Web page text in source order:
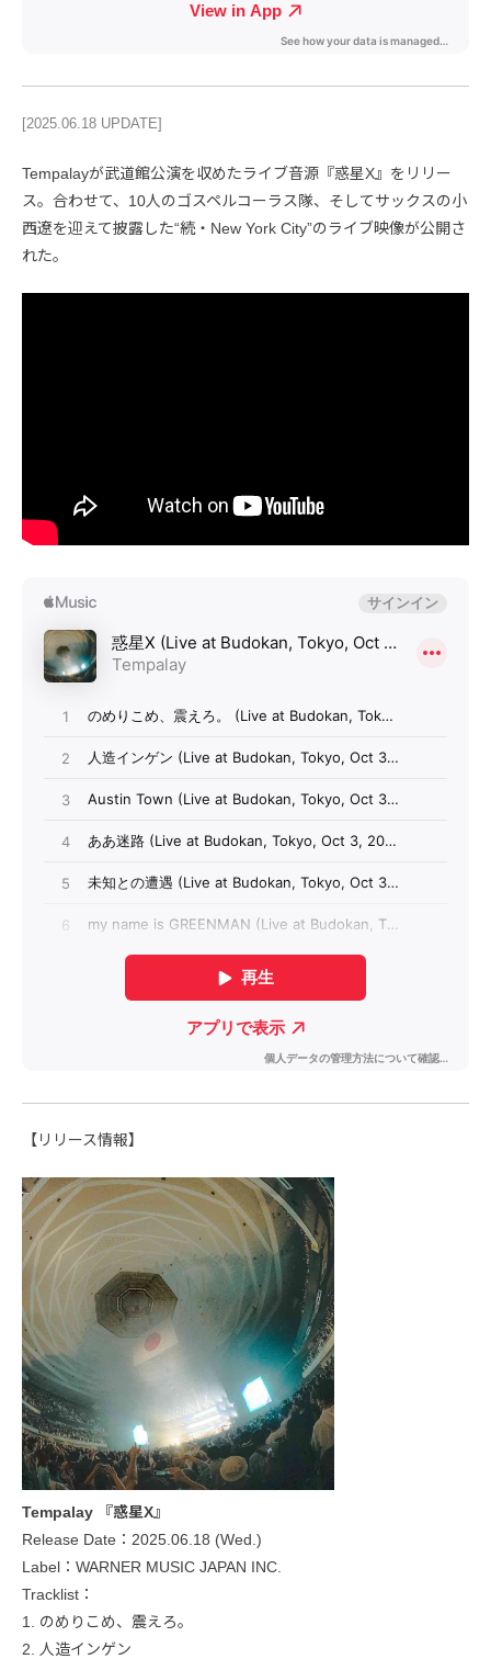
[2025.06.18 UPDATE]
Tempalayが武道館公演を収めたライブ音源『惑星X』をリリー
ス。合わせて、10人のゴスペルコーラス隊、そしてサックスの小
西遼を迎えて披露した“続・New York City”のライブ映像が公開さ
れた。
【リリース情報】
Tempalay 『惑星X』
Release Date：2025.06.18 (Wed.)
Label：WARNER MUSIC JAPAN INC.
Tracklist：
1. のめりこめ、震えろ。
2. 人造インゲン